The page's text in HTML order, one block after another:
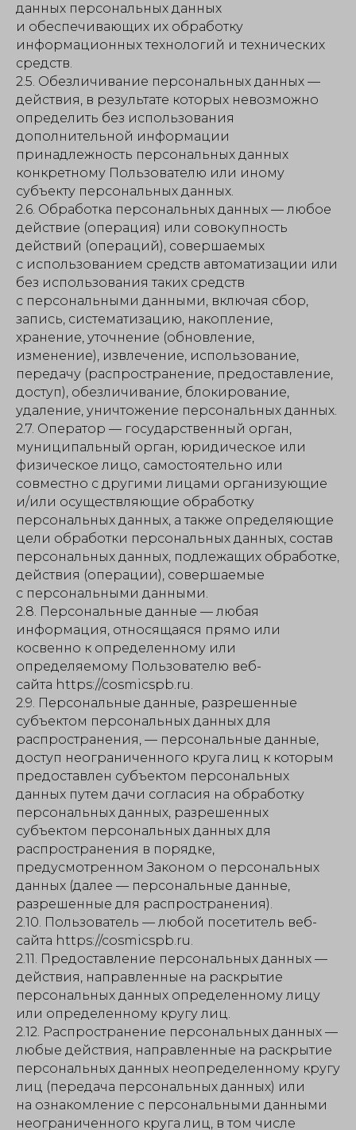
данных персональных данных
и обеспечивающих их обработку
информационных технологий и технических
средств.
2.5. Обезличивание персональных данных —
действия, в результате которых невозможно
определить без использования
дополнительной информации
принадлежность персональных данных
конкретному Пользователю или иному
субъекту персональных данных.
2.6. Обработка персональных данных — любое
действие (операция) или совокупность
действий (операций), совершаемых
с использованием средств автоматизации или
без использования таких средств
с персональными данными, включая сбор,
запись, систематизацию, накопление,
хранение, уточнение (обновление,
изменение), извлечение, использование,
передачу (распространение, предоставление,
доступ), обезличивание, блокирование,
удаление, уничтожение персональных данных.
2.7. Оператор — государственный орган,
муниципальный орган, юридическое или
физическое лицо, самостоятельно или
совместно с другими лицами организующие
и/или осуществляющие обработку
персональных данных, а также определяющие
цели обработки персональных данных, состав
персональных данных, подлежащих обработке,
действия (операции), совершаемые
с персональными данными.
2.8. Персональные данные — любая
информация, относящаяся прямо или
косвенно к определенному или
определяемому Пользователю веб-
сайта https://cosmicspb.ru.
2.9. Персональные данные, разрешенные
субъектом персональных данных для
распространения, — персональные данные,
доступ неограниченного круга лиц к которым
предоставлен субъектом персональных
данных путем дачи согласия на обработку
персональных данных, разрешенных
субъектом персональных данных для
распространения в порядке,
предусмотренном Законом о персональных
данных (далее — персональные данные,
разрешенные для распространения).
2.10. Пользователь — любой посетитель веб-
сайта https://cosmicspb.ru.
2.11. Предоставление персональных данных —
действия, направленные на раскрытие
персональных данных определенному лицу
или определенному кругу лиц.
2.12. Распространение персональных данных —
любые действия, направленные на раскрытие
персональных данных неопределенному кругу
лиц (передача персональных данных) или
на ознакомление с персональными данными
неограниченного круга лиц, в том числе